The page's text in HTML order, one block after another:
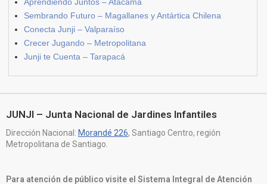
Sembrando Futuro – Magallanes y Antártica Chilena
Conecta Junji – Valparaíso
Crecer Jugando – Metropolitana
Junji te Cuenta – Tarapacá
JUNJI – Junta Nacional de Jardines Infantiles
Dirección Nacional: Morandé 226, Santiago Centro, región
Metropolitana de Santiago.
Para atención de público visite el Sistema Integral de Atención